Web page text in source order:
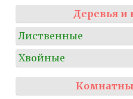
Деревья и
Лиственные
Хвойные